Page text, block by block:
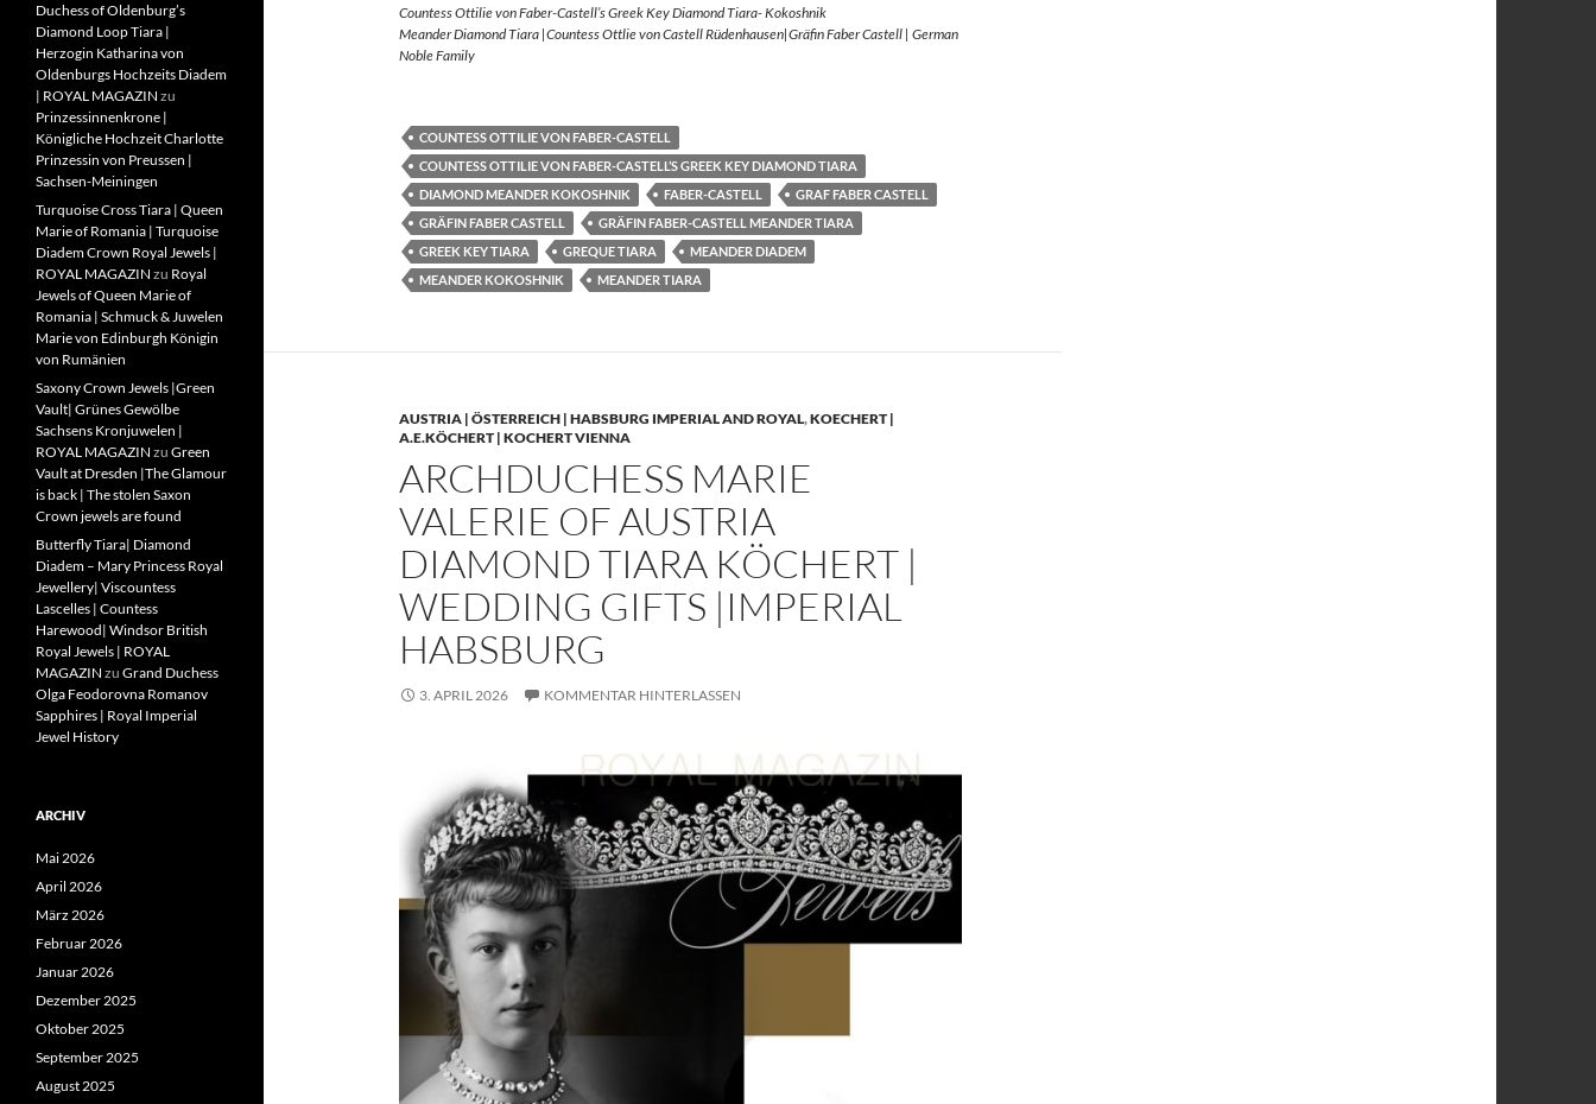
Countess Ottilie von Faber-Castell’s Greek Key Diamond Tiara- Kokoshnik
Meander Diamond Tiara |Countess Ottlie von Castell Rüdenhausen|Gräfin Faber Castell | German
Noble Family
COUNTESS OTTILIE VON FABER-CASTELL
COUNTESS OTTILIE VON FABER-CASTELL’S GREEK KEY DIAMOND TIARA
DIAMOND MEANDER KOKOSHNIK
FABER-CASTELL
GRAF FABER CASTELL
GRÄFIN FABER CASTELL
GRÄFIN FABER-CASTELL MEANDER TIARA
GREEK KEY TIARA
GREQUE TIARA
MEANDER DIADEM
MEANDER KOKOSHNIK
MEANDER TIARA
AUSTRIA | ÖSTERREICH | HABSBURG IMPERIAL AND ROYAL,KOECHERT |
A.E.KÖCHERT | KOCHERT VIENNA
ARCHDUCHESS MARIE
VALERIE OF AUSTRIA
DIAMOND TIARA KÖCHERT |
WEDDING GIFTS |IMPERIAL
HABSBURG
3. APRIL 2026 KOMMENTAR HINTERLASSEN
Duchess of Oldenburg’s
Diamond Loop Tiara |
Herzogin Katharina von
Oldenburgs Hochzeits Diadem
| ROYAL MAGAZIN zu
Prinzessinnenkrone |
Königliche Hochzeit Charlotte
Prinzessin von Preussen |
Sachsen-Meiningen
Turquoise Cross Tiara | Queen
Marie of Romania | Turquoise
Diadem Crown Royal Jewels |
ROYAL MAGAZIN zu Royal
Jewels of Queen Marie of
Romania | Schmuck & Juwelen
Marie von Edinburgh Königin
von Rumänien
Saxony Crown Jewels |Green
Vault| Grünes Gewölbe
Sachsens Kronjuwelen |
ROYAL MAGAZIN zu Green
Vault at Dresden |The Glamour
is back | The stolen Saxon
Crown jewels are found
Butterfly Tiara| Diamond
Diadem – Mary Princess Royal
Jewellery| Viscountess
Lascelles | Countess
Harewood| Windsor British
Royal Jewels | ROYAL
MAGAZIN zu Grand Duchess
Olga Feodorovna Romanov
Sapphires | Royal Imperial
Jewel History
ARCHIV
Mai 2026
April 2026
März 2026
Februar 2026
Januar 2026
Dezember 2025
Oktober 2025
September 2025
August 2025